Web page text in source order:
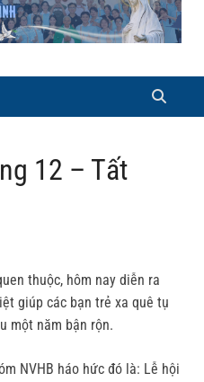
12 – Tất
thuộc, hôm nay diễn ra
giúp các bạn trẻ xa quê tụ
một năm bận rộn.
NVHB háo hức đó là: Lễ hội